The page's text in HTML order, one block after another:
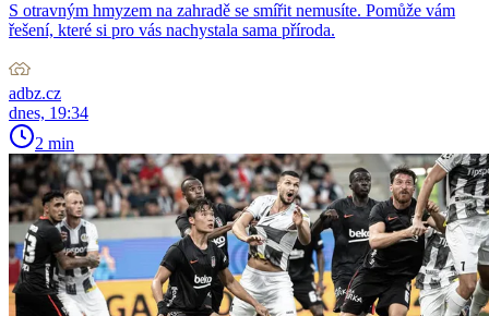
S otravným hmyzem na zahradě se smířit nemusíte. Pomůže vám
řešení, které si pro vás nachystala sama příroda.
adbz.cz
dnes, 19:34
2 min